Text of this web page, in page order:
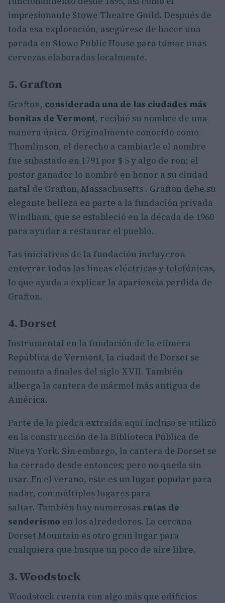
impresionante Stowe Theatre Guild. Después de
toda esa exploración, asegúrese de hacer una
parada en Stowe Public House para tomar unas
cervezas elaboradas localmente.
5. Grafton
Grafton, considerada una de las ciudades más
bonitas de Vermont, recibió su nombre de una
manera única. Originalmente conocido como
Thomlinson, el derecho a cambiarle el nombre
fue subastado en 1791 por $ 5 y algo de ron; el
postor ganador lo nombró en honor a su ciudad
natal de Grafton, Massachusetts . Grafton debe su
elegante belleza en parte a la fundación privada
Windham, que se estableció en la década de 1960
para ayudar a restaurar el pueblo.
Las iniciativas de la fundación incluyeron
enterrar todas las líneas eléctricas y telefónicas,
lo que ayuda a explicar la apariencia perdida de
Grafton.
4. Dorset
Instrumental en la fundación de la efímera
República de Vermont, la ciudad de Dorset se
remonta a finales del siglo XVII. También
alberga la cantera de mármol más antigua de
América.
Parte de la piedra extraída aquí incluso se utilizó
en la construcción de la Biblioteca Pública de
Nueva York. Sin embargo, la cantera de Dorset se
ha cerrado desde entonces; pero no queda sin
usar. En el verano, este es un lugar popular para
nadar, con múltiples lugares para
saltar. También hay numerosas rutas de
senderismo en los alrededores. La cercana
Dorset Mountain es otro gran lugar para
cualquiera que busque un poco de aire libre.
3. Woodstock
Woodstock cuenta con algo más que edificios